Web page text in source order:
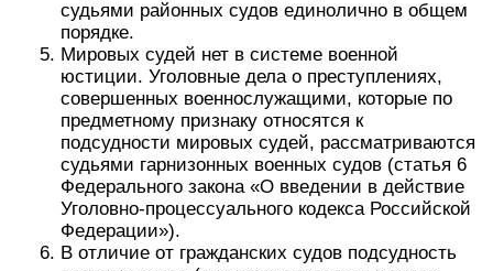
судьями районных судов единолично в общем
порядке.
Мировых судей нет в системе военной
юстиции. Уголовные дела о преступлениях,
совершенных военнослужащими, которые по
предметному признаку относятся к
подсудности мировых судей, рассматриваются
судьями гарнизонных военных судов (статья 6
Федерального закона «О введении в действие
Уголовно-процессуального кодекса Российской
Федерации»).
В отличие от гражданских судов подсудность